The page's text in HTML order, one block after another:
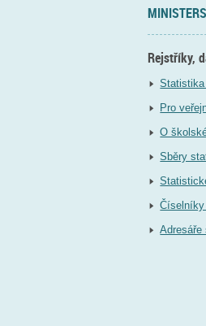
Rejstříky,
Pro
O
Sběry